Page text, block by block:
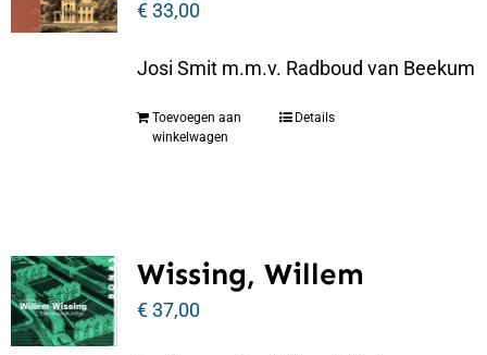
€33,00
Josi Smit m.m.v. Radboud van Beekum
Toevoegen aan
winkelwagen
Details
Wissing, Willem
€37,00